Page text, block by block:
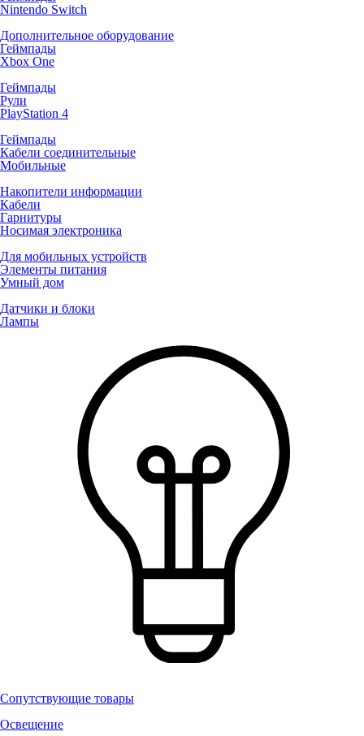
Nintendo Switch
Дополнительное оборудование
Геймпады
Xbox One
Геймпады
Рули
PlayStation 4
Геймпады
Кабели соединительные
Мобильные
Накопители информации
Кабели
Гарнитуры
Носимая электроника
Для мобильных устройств
Элементы питания
Умный дом
Датчики и блоки
Лампы
Сопутствующие товары
Освещение